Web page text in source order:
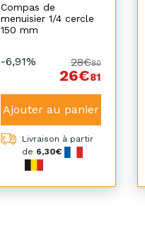
Compas de
menuisier 1/4 cercle
150 mm
-6,91% 28€80
26€81
Ajouter au panier
Livraison à partir
de 6,30€